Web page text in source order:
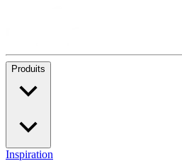
Produits
Inspiration